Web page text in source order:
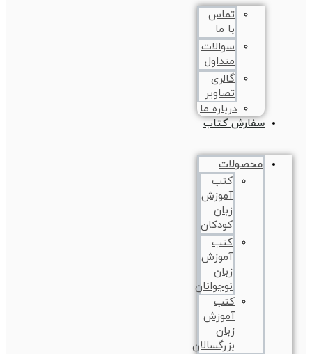
تماس
با ما
سوالات
متداول
گالری
تصاویر
درباره ما
سفارش کتاب
محصولات
کتب
آموزش
زبان
کودکان
کتب
آموزش
زبان
نوجوانان
کتب
آموزش
زبان
بزرگسالان